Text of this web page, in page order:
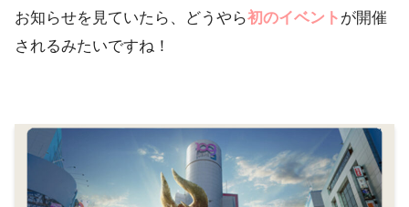
お知らせを見ていたら、どうやら初のイベント が開催
されるみたいですね！